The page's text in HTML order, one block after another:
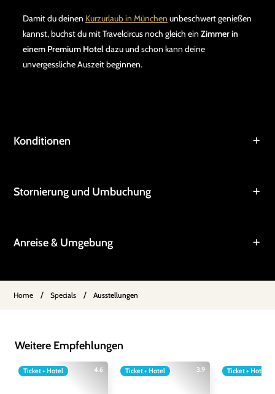
Damit du deinen Kurzurlaub in München unbeschwert genießen
kannst, buchst du mit Travelcircus noch gleich ein Zimmer in
einem Premium Hoteldazu und schon kann deine
unvergessliche Auszeit beginnen.
Konditionen
Stornierung und Umbuchung
Anreise & Umgebung
Home / Specials / Ausstellungen
Weitere Empfehlungen
4.6
Ticket + Hotel 3.9
Ticket + Hotel Ticket + Hotel